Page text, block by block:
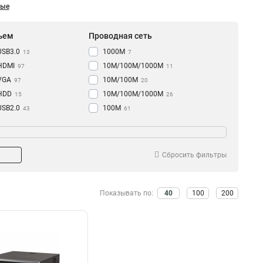
13
97
97
15
43
45 80
Проводная сеть
1000M 7
10M/100M/1000М 11
10M/100M 20
10M/100M/1000M 26
100M 61
13 1920х1080 6
1080p/720p 26
Сбросить фильтры
Показывать по: 40 100 200